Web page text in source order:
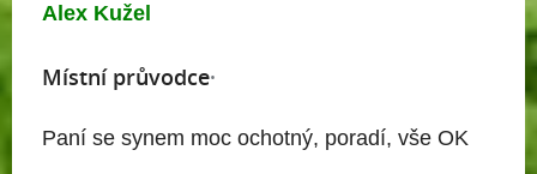
Alex Kužel
Místní průvodce·
Paní se synem moc ochotný, poradí, vše OK